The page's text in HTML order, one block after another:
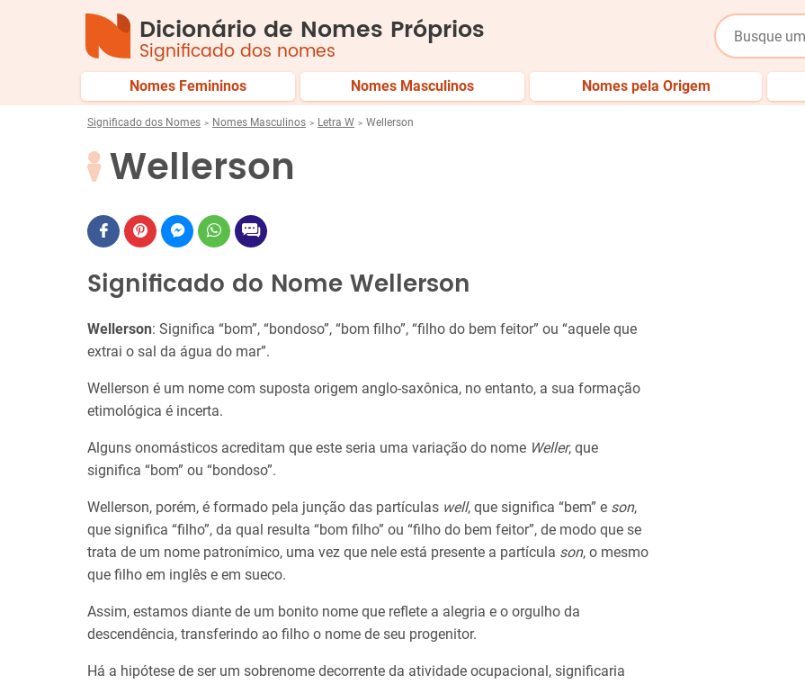
Dicionário de Nomes Próprios
Significado dos nomes
Nomes Femininos Nomes Masculinos Nomes pela Origem
Significado dos Nomes Nomes Masculinos Letra W Wellerson
Wellerson
Significado do Nome Wellerson
Wellerson: Significa “bom”, “bondoso”, “bom filho”, “filho do bem feitor” ou “aquele que
extrai o sal da água do mar”​.
Wellerson é um nome com suposta origem anglo-saxônica, no entanto, a sua formação
etimológica é incerta.
Alguns onomásticos acreditam que este seria uma variação do nome Weller, que
significa “bom” ou “bondoso”.
Wellerson, porém, é formado pela junção das partículas well, que significa “bem” e son,
que significa “filho”, da qual resulta “bom filho” ou “filho do bem feitor”, de modo que se
trata de um nome patronímico, uma vez que nele está presente a partícula son, o mesmo
que filho em inglês e em sueco.
Assim, estamos diante de um bonito nome que reflete a alegria e o orgulho da
descendência, transferindo ao filho o nome de seu progenitor.
Há a hipótese de ser um sobrenome decorrente da atividade ocupacional, significaria